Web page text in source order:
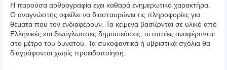
Η παρούσα αρθρογραφία έχει καθαρά ενημερωτικό χαρακτήρα.
Ο αναγνώστης οφείλει να διασταυρώνει τις πληροφορίες για
θέματα που τον ενδιαφέρουν. Τα κείμενα βασίζονται σε υλικό από
Ελληνικές και ξενόγλωσσες δημοσιεύσεις, οι οποίες αναφέρονται
στο μέτρο του δυνατού. Τα συκοφαντικά ή υβριστικά σχόλια θα
διαγράφονται χωρίς προειδοποίηση.